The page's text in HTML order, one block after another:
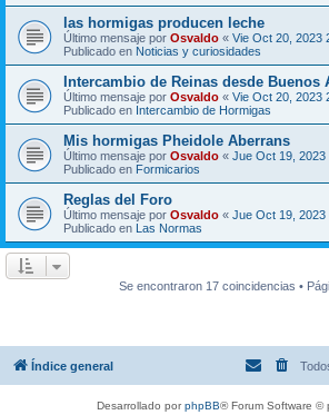
las hormigas producen leche
Último mensaje por Osvaldo « Vie Oct 20, 2023
Publicado en Noticias y curiosidades
Intercambio de Reinas desde Buenos
Último mensaje por Osvaldo « Vie Oct 20, 2023
Publicado en Intercambio de Hormigas
Mis hormigas Pheidole Aberrans
Último mensaje por Osvaldo « Jue Oct 19, 2023
Publicado en Formicarios
Reglas del Foro
Último mensaje por Osvaldo « Jue Oct 19, 2023
Publicado en Las Normas
Se encontraron 17 coincidencias •
Índice general
Desarrollado porphpBB® Forum Software ©